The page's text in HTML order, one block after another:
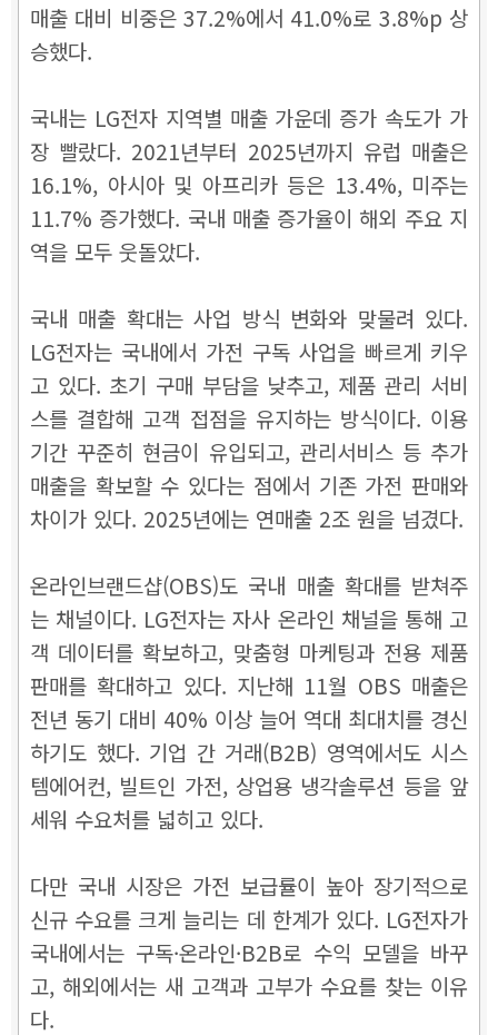
매출 대비 비중은 37.2%에서 41.0%로 3.8%p 상
승했다.
국내는 LG전자 지역별 매출 가운데 증가 속도가 가
장 빨랐다. 2021년부터 2025년까지 유럽 매출은
16.1%, 아시아 및 아프리카 등은 13.4%, 미주는
11.7% 증가했다. 국내 매출 증가율이 해외 주요 지
역을 모두 웃돌았다.
국내 매출 확대는 사업 방식 변화와 맞물려 있다.
LG전자는 국내에서 가전 구독 사업을 빠르게 키우
고 있다. 초기 구매 부담을 낮추고, 제품 관리 서비
스를 결합해 고객 접점을 유지하는 방식이다. 이용
기간 꾸준히 현금이 유입되고, 관리서비스 등 추가
매출을 확보할 수 있다는 점에서 기존 가전 판매와
차이가 있다. 2025년에는 연매출 2조 원을 넘겼다.
온라인브랜드샵(OBS)도 국내 매출 확대를 받쳐주
는 채널이다. LG전자는 자사 온라인 채널을 통해 고
객 데이터를 확보하고, 맞춤형 마케팅과 전용 제품
판매를 확대하고 있다. 지난해 11월 OBS 매출은
전년 동기 대비 40% 이상 늘어 역대 최대치를 경신
하기도 했다. 기업 간 거래(B2B) 영역에서도 시스
템에어컨, 빌트인 가전, 상업용 냉각솔루션 등을 앞
세워 수요처를 넓히고 있다.
다만 국내 시장은 가전 보급률이 높아 장기적으로
신규 수요를 크게 늘리는 데 한계가 있다. LG전자가
국내에서는 구독·온라인·B2B로 수익 모델을 바꾸
고, 해외에서는 새 고객과 고부가 수요를 찾는 이유
다.